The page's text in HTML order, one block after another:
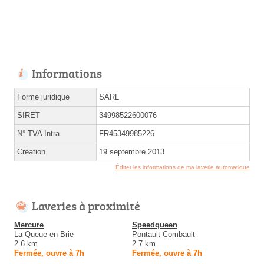
Informations
Forme juridique SARL
SIRET 34998522600076
N° TVA Intra. FR45349985226
Création 19 septembre 2013
Éditer les informations de ma laverie automatique
Laveries à proximité
Mercure
La Queue-en-Brie
2.6 km
Fermée, ouvre à 7h
Speedqueen
Pontault-Combault
2.7 km
Fermée, ouvre à 7h